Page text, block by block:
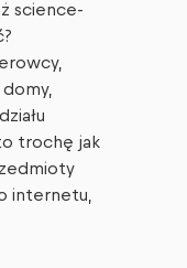
science-
trochę jak
internetu,